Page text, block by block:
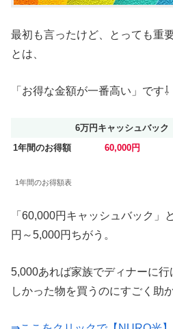
最初も言ったけど、とっても重
とは、
「お得な金額が一番高い」です⇩
6万円キャッシュバック
1年間のお得額
60,000円
1年間のお得額表
「60,000円キャッシュバック」
円～5,000円ちがう。
5,000あれば家族でディナーに
しかった物を買うのにすごく助